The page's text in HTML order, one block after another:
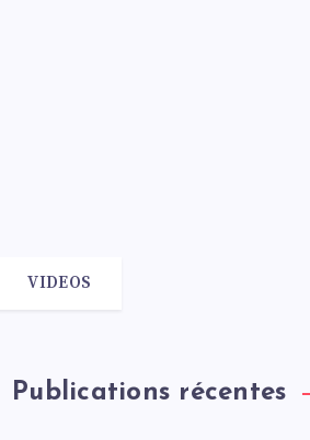
VIDEOS
Publications récentes